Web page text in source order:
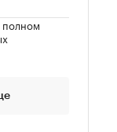
полном